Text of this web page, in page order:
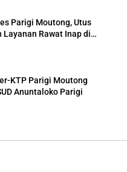
Parigi Moutong, Utus
Layanan Rawat Inap di
KTP Parigi Moutong
Anuntaloko Parigi